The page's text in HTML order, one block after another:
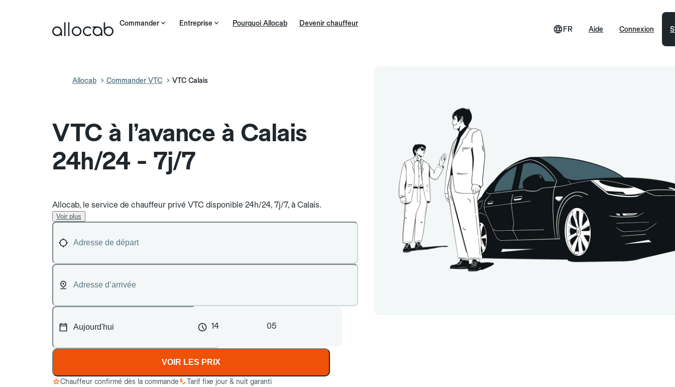
Commander Entreprise Pourquoi Allocab Devenir chauffeur
Aide
FR Connexion
Allocab Commander VTC VTC Calais
VTC à l’avance à Calais
24h/24 - 7j/7
Allocab, le service de chauffeur privé VTC disponible 24h/24, 7j/7, à Calais.
Voir plus
14 05
VOIR LES PRIX
Chauffeur confirmé dès la commande
Tarif fixe jour & nuit garanti